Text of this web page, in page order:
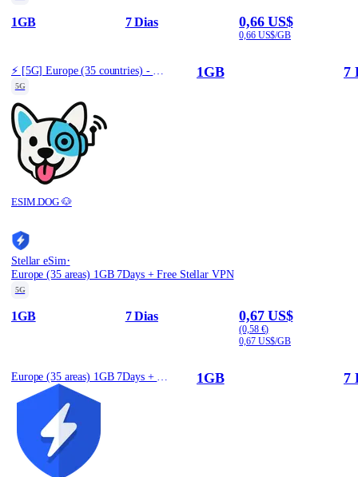
1GB 7 Dias 0,66 US$
0,66 US$/GB
5G
ESIM.DOG 🐶
1GB 7
Stellar eSim·
Europe (35 areas) 1GB 7Days + Free Stellar VPN
5G
1GB 7 Dias 0,67 US$
(0,58 €)
0,67 US$/GB
1GB 7